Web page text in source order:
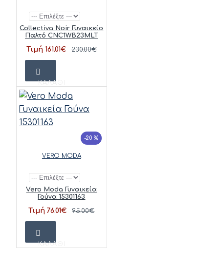
Collectiva Noir Γυναικείο
Παλτό CNC1WB23MLT
Τιμή 161.01€ 230.00€
ΚΑΛΆΘΙ
-20 %
VERO MODA
Vero Moda Γυναικεία
Γούνα 15301163
Τιμή 76.01€ 95.00€
ΚΑΛΆΘΙ